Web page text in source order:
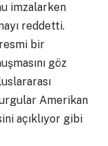
imzalarken
reddetti.
bir
göz
Amerikan
açıklıyor gibi